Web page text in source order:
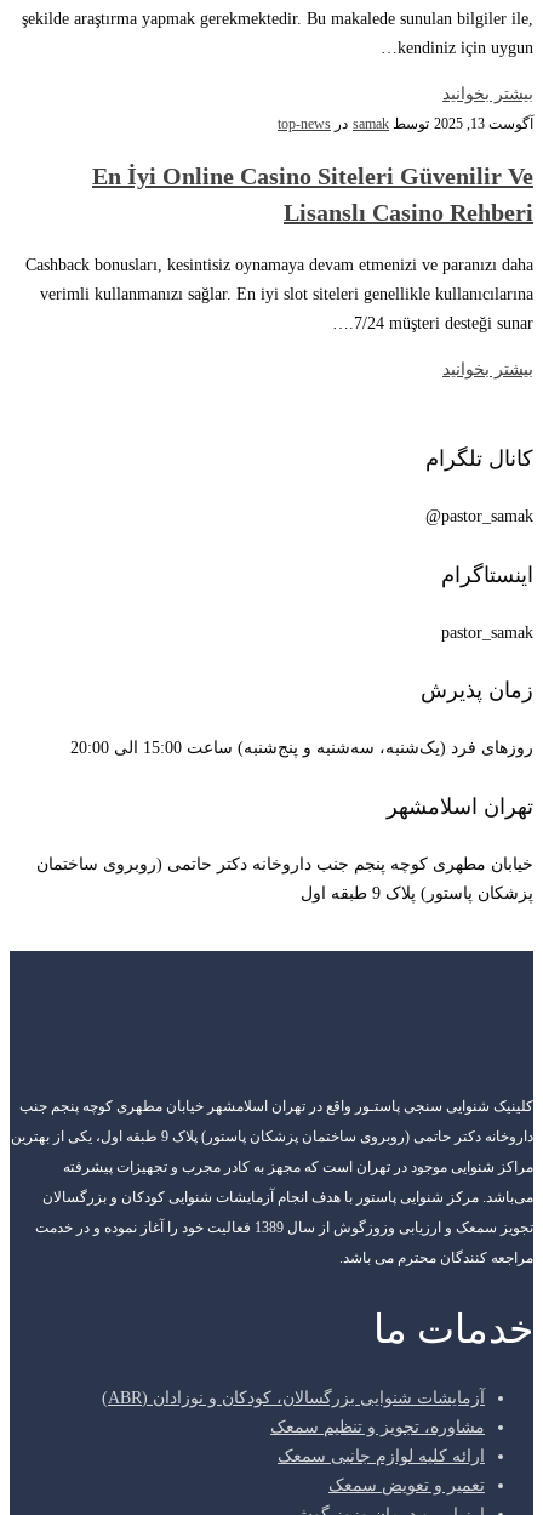
şekilde araştırma yapmak gerekmektedir. Bu makalede sunulan bilgiler ile,
kendiniz için uygun…
بیشتر بخوانید
آگوست 13, 2025 توسط samak در top-news
En İyi Online Casino Siteleri Güvenilir Ve
Lisanslı Casino Rehberi
Cashback bonusları, kesintisiz oynamaya devam etmenizi ve paranızı daha
verimli kullanmanızı sağlar. En iyi slot siteleri genellikle kullanıcılarına
7/24 müşteri desteği sunar.…
بیشتر بخوانید
کانال تلگرام
pastor_samak@
اینستاگرام
pastor_samak
زمان پذیرش
روزهای فرد (یک‌شنبه، سه‌شنبه و پنج‌شنبه) ساعت 15:00 الی 20:00
تهران اسلامشهر
خیابان مطهری کوچه پنجم جنب داروخانه دکتر حاتمی (روبروی ساختمان
پزشکان پاستور) پلاک 9 طبقه اول
کلینیک شنوایی سنجی پاستـور واقع در تهران اسلامشهر خیابان مطهری کوچه پنجم جنب
داروخانه دکتر حاتمی (روبروی ساختمان پزشکان پاستور) پلاک 9 طبقه اول، یکی از بهترین
مراکز شنوایی موجود در تهران است که مجهز به کادر مجرب و تجهیزات پیشرفته
می‌باشد. مرکز شنوایی پاستور با هدف انجام آزمایشات شنوایی کودکان و بزرگسالان
تجویز سمعک و ارزیابی وزوزگوش از سال 1389 فعالیت خود را آغاز نموده و در خدمت
مراجعه کنندگان محترم می باشد.
خدمات ما
آزمایشات شنوایی بزرگسالان، کودکان و نوزادان (ABR)
مشاوره، تجویز و تنظیم سمعک
ارائه کلیه لوازم جانبی سمعک
تعمیر و تعویض سمعک